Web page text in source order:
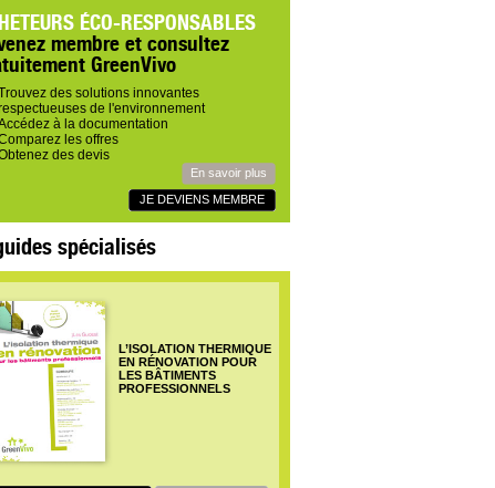
ÉCO-RESPONSABLES
membre et consultez
GreenVivo
des solutions innovantes
de l'environnement
à la documentation
les offres
des devis
En savoir plus
JE DEVIENS MEMBRE
spécialisés
L’ISOLATION THERMIQUE
EN RÉNOVATION POUR
LES BÂTIMENTS
PROFESSIONNELS